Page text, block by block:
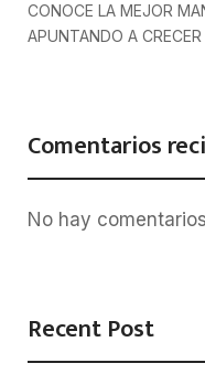
CONOCE LA MEJOR
APUNTANDO A CRECER
Comentarios
No hay
Recent Post